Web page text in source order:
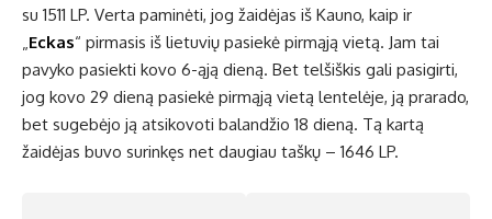
su 1511 LP. Verta paminėti, jog žaidėjas iš Kauno, kaip ir
„Eckas“ pirmasis iš lietuvių pasiekė pirmąją vietą. Jam tai
pavyko pasiekti kovo 6-ąją dieną. Bet telšiškis gali pasigirti,
jog kovo 29 dieną pasiekė pirmąją vietą lentelėje, ją prarado,
bet sugebėjo ją atsikovoti balandžio 18 dieną. Tą kartą
žaidėjas buvo surinkęs net daugiau taškų – 1646 LP.